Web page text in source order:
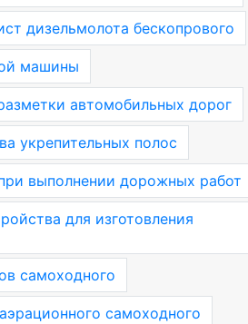
дизельмолота бескопрового
машины
автомобильных дорог
укрепительных полос
выполнении дорожных работ
для изготовления
самоходного
самоходного